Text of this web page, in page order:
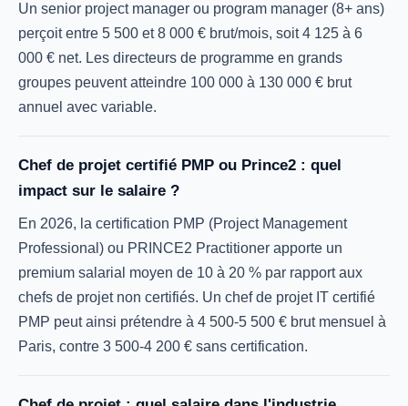
Un senior project manager ou program manager (8+ ans)
perçoit entre 5 500 et 8 000 € brut/mois, soit 4 125 à 6
000 € net. Les directeurs de programme en grands
groupes peuvent atteindre 100 000 à 130 000 € brut
annuel avec variable.
Chef de projet certifié PMP ou Prince2 : quel
impact sur le salaire ?
En 2026, la certification PMP (Project Management
Professional) ou PRINCE2 Practitioner apporte un
premium salarial moyen de 10 à 20 % par rapport aux
chefs de projet non certifiés. Un chef de projet IT certifié
PMP peut ainsi prétendre à 4 500-5 500 € brut mensuel à
Paris, contre 3 500-4 200 € sans certification.